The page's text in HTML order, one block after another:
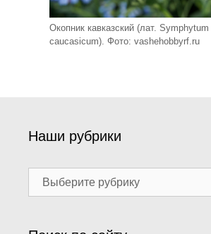
Окопник кавказский (лат. Symphytum
caucasicum). Фото: vashehobbyrf.ru
Наши рубрики
Наши
рубрики